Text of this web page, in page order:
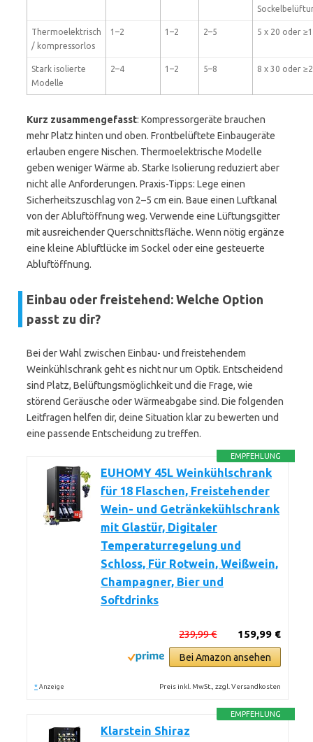
Thermoelektrisch
/ kompressorlos
1–2 1–2 2–5 5 x 20 oder
Stark isolierte
Modelle
2–4 1–2 5–8 8 x 30 oder
Kurz zusammengefasst: Kompressorgeräte brauchen
mehr Platz hinten und oben. Frontbelüftete Einbaugeräte
erlauben engere Nischen. Thermoelektrische Modelle
geben weniger Wärme ab. Starke Isolierung reduziert aber
nicht alle Anforderungen. Praxis-Tipps: Lege einen
Sicherheitszuschlag von 2–5 cm ein. Baue einen Luftkanal
von der Abluftöffnung weg. Verwende eine Lüftungsgitter
mit ausreichender Querschnittsfläche. Wenn nötig ergänze
eine kleine Abluftlücke im Sockel oder eine gesteuerte
Abluftöffnung.
Einbau oder freistehend: Welche Option
passt zu dir?
Bei der Wahl zwischen Einbau- und freistehendem
Weinkühlschrank geht es nicht nur um Optik. Entscheidend
sind Platz, Belüftungsmöglichkeit und die Frage, wie
störend Geräusche oder Wärmeabgabe sind. Die folgenden
Leitfragen helfen dir, deine Situation klar zu bewerten und
eine passende Entscheidung zu treffen.
EMPFEHLUNG
EUHOMY 45L Weinkühlschrank
für 18 Flaschen, Freistehender
Wein- und Getränkekühlschrank
mit Glastür, Digitaler
Temperaturregelung und
Schloss, Für Rotwein, Weißwein,
Champagner, Bier und
Softdrinks
159,99 €
239,99 €
Bei Amazon ansehen
* Anzeige Preis inkl. MwSt., zzgl. Versandkosten
EMPFEHLUNG
Klarstein Shiraz